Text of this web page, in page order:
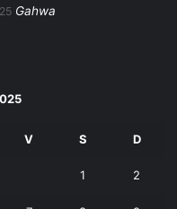
Gahwa
V S D
1 2